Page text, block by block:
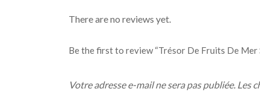
There are no reviews yet.
Be the first to review “Trésor De Fruits De Mer
Votre adresse e-mail ne sera pas publiée. Les